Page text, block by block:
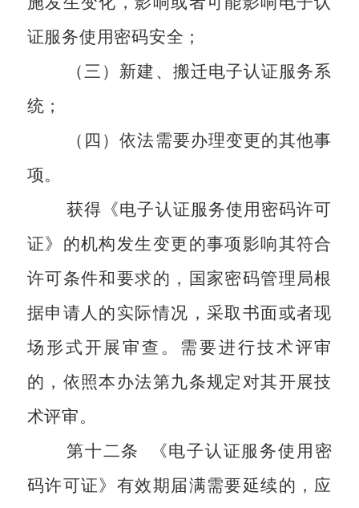
证服务使用密码安全；
（三）新建、搬迁电子认证服务系
统；
（四）依法需要办理变更的其他事
项。
获得《电子认证服务使用密码许可
证》的机构发生变更的事项影响其符合
许可条件和要求的，国家密码管理局根
据申请人的实际情况，采取书面或者现
场形式开展审查。需要进行技术评审
的，依照本办法第九条规定对其开展技
术评审。
第十二条
《电子认证服务使用密
码许可证》有效期届满需要延续的，应